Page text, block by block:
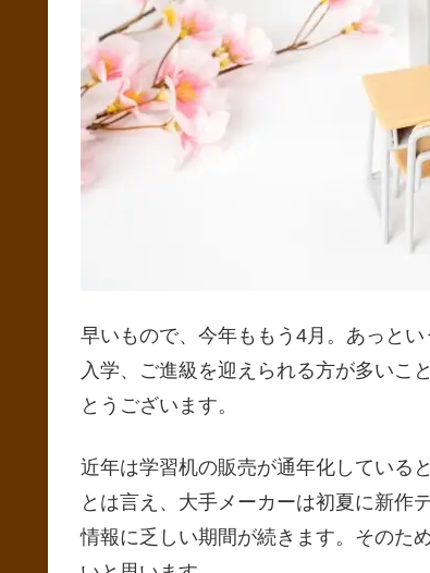
早いもので、今年ももう4月。あっと
入学、ご進級を迎えられる方が多いこ
とうございます。
近年は学習机の販売が通年化している
とは言え、大手メーカーは初夏に新作
情報に乏しい期間が続きます。そのた